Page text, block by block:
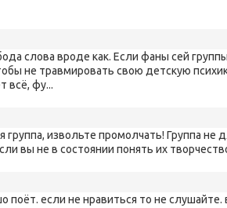
слова вроде как. Если фаны сей
не травмировать свою детскую
всё, фу...
группа, извольте промолчать! Группа
вы не в состоянии понять их
поёт. если не нравиться то не слушайте.